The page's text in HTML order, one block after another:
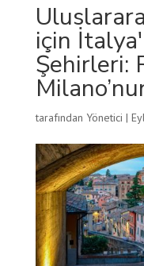
için
Şehirleri:
tarafından Yönetici |